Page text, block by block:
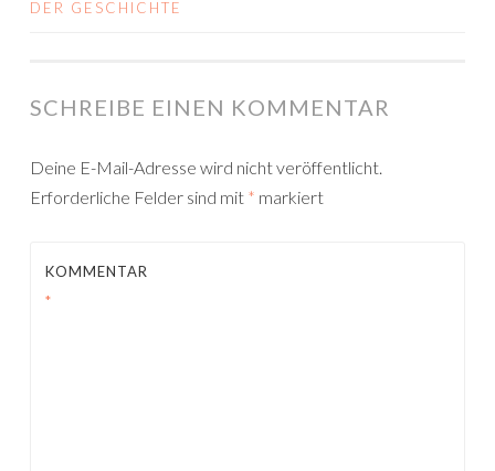
DER GESCHICHTE
SCHREIBE EINEN KOMMENTAR
Deine E-Mail-Adresse wird nicht veröffentlicht.
Erforderliche Felder sind mit * markiert
KOMMENTAR
*